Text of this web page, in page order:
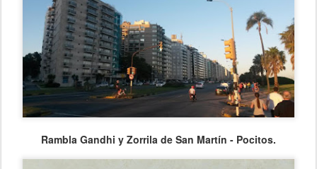
Rambla Gandhi y Zorrila de San Martín - Pocitos.